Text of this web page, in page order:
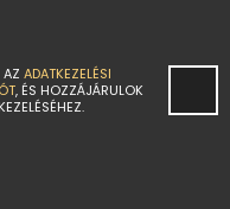
AZ ADATKEZELÉSI
, ÉS HOZZÁJÁRULOK